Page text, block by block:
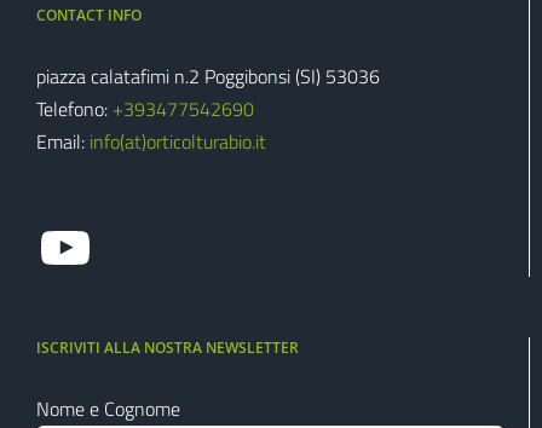
CONTACT INFO
piazza calatafimi n.2 Poggibonsi (SI) 53036
Telefono: +39‭3477542690‬
Email: info(at)orticolturabio.it
ISCRIVITI ALLA NOSTRA NEWSLETTER
Nome e Cognome